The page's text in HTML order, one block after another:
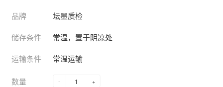
品牌 坛墨质检
储存条件 常温，置于阴凉处
运输条件 常温运输
数量 - +